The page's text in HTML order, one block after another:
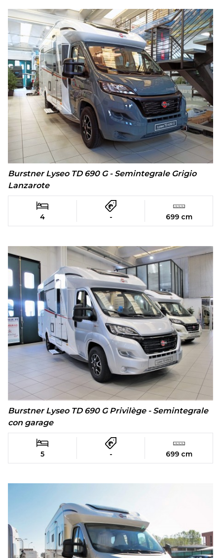
Burstner Lyseo TD 690 G - Semintegrale Grigio
Lanzarote
4 - 699 cm
Burstner Lyseo TD 690 G Privilège - Semintegrale
con garage
5 - 699 cm